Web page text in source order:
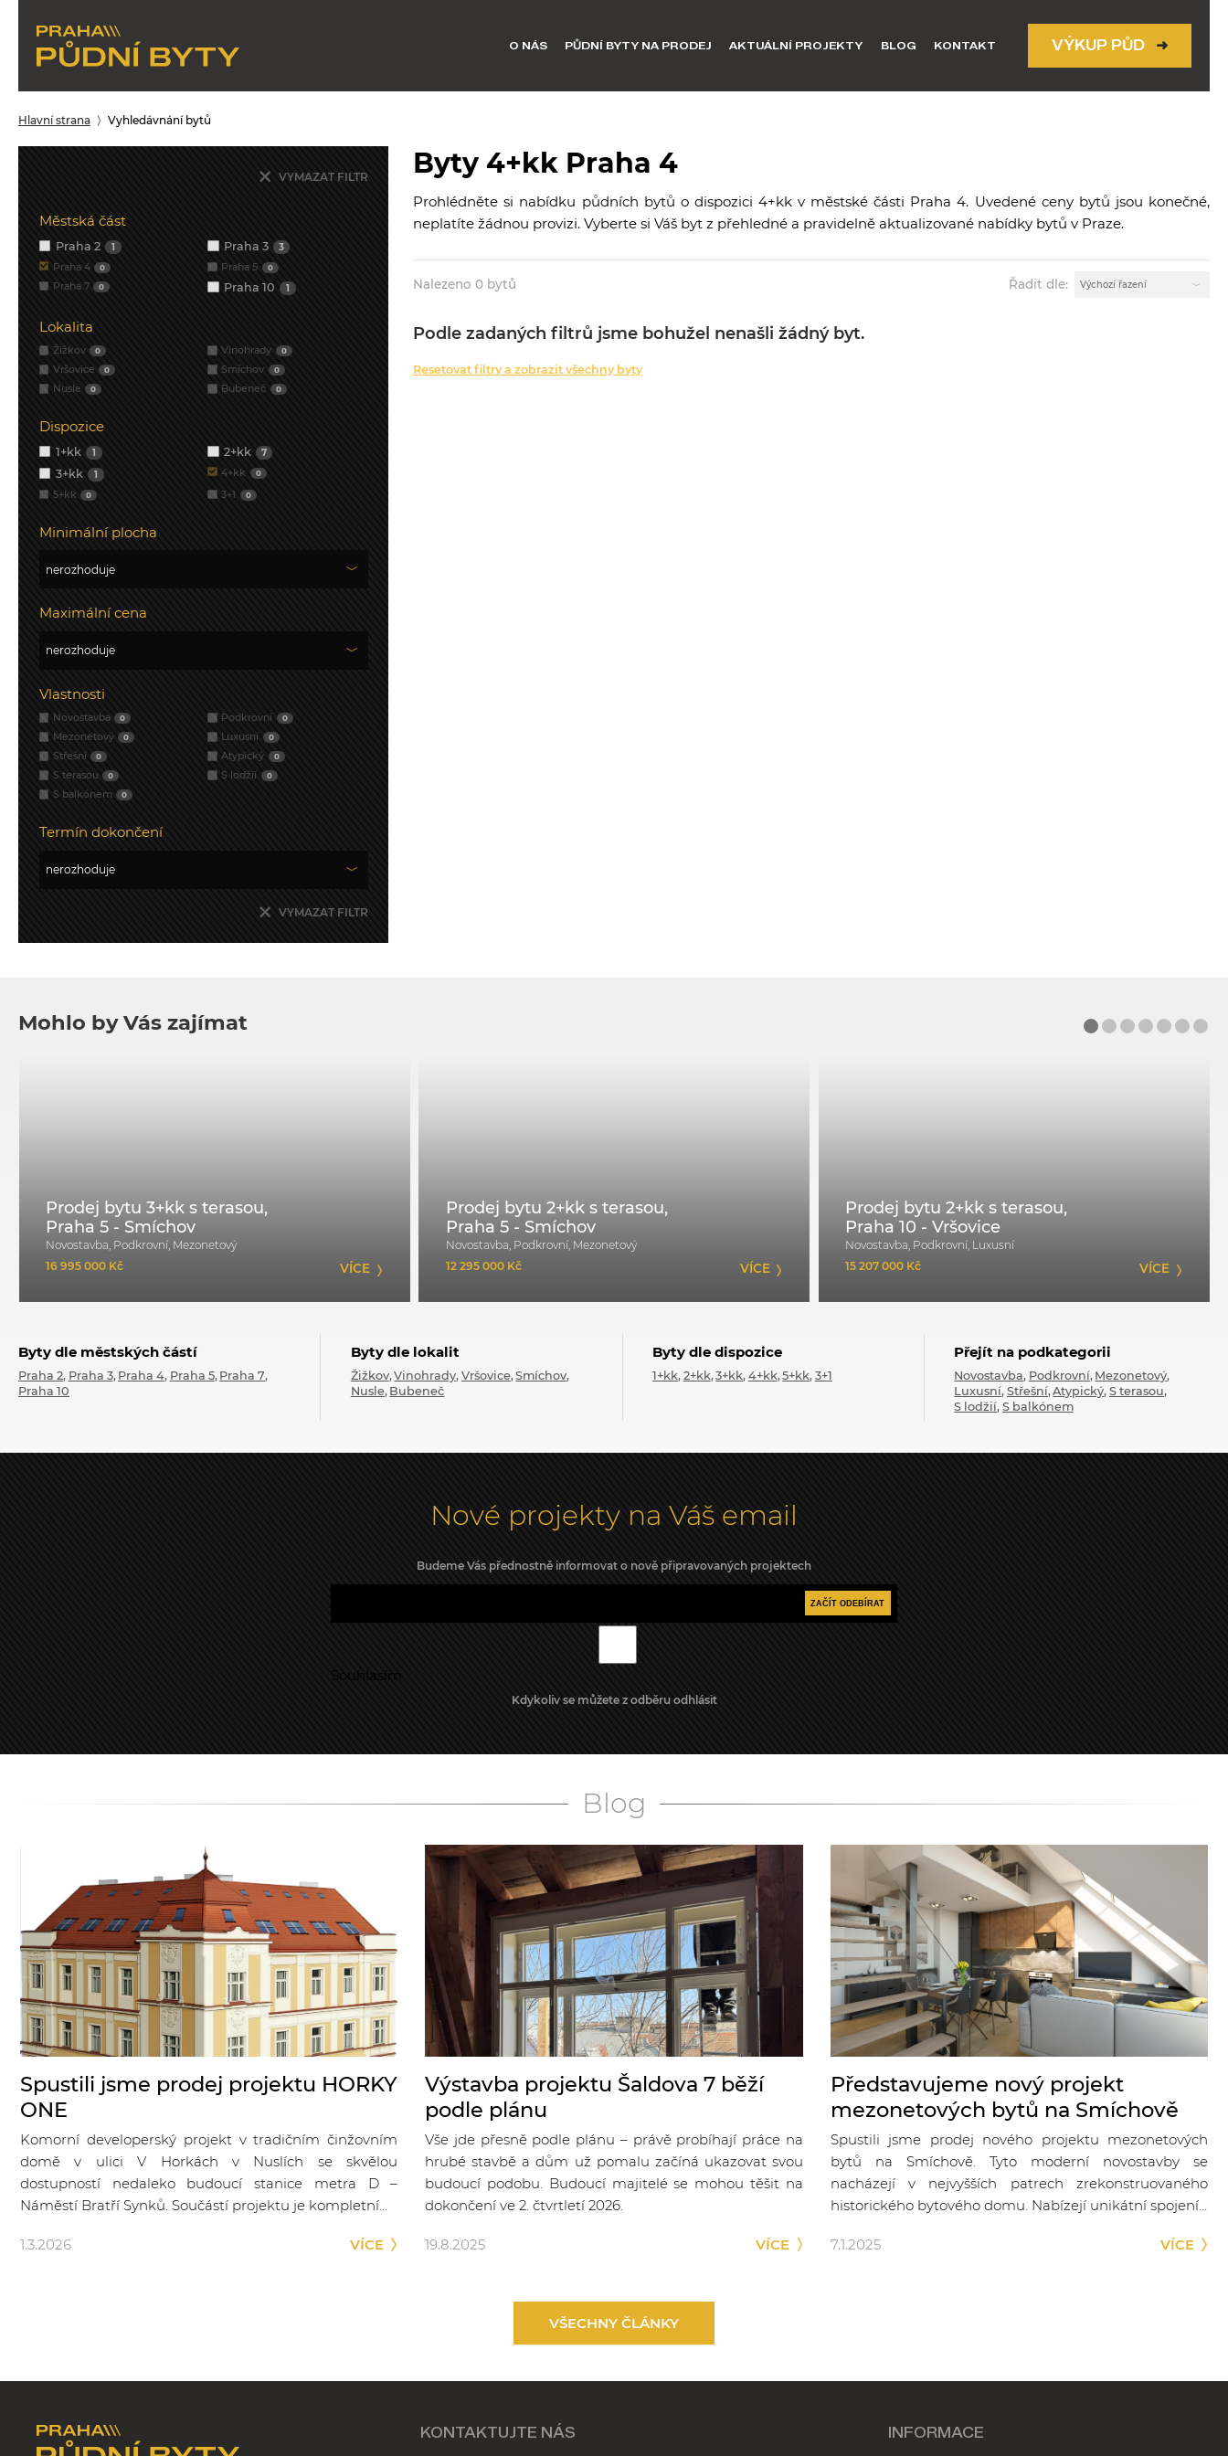
O NÁS PŮDNÍ BYTY NA PRODEJ AKTUÁLNÍ PROJEKTY BLOG KONTAKT VÝKUP PŮD ➜
Hlavní strana Vyhledávnání bytů
Byty 4+kk Praha 4
Prohlédněte si nabídku půdních bytů o dispozici 4+kk v městské části Praha 4. Uvedené ceny bytů jsou konečné,
neplatíte žádnou provizi. Vyberte si Váš byt z přehledné a pravidelně aktualizované nabídky bytů v Praze.
Nalezeno 0 bytů Řadit dle:
Podle zadaných filtrů jsme bohužel nenašli žádný byt.
Resetovat filtry a zobrazit všechny byty
VYMAZAT FILTR
Městská část
Praha 2 1 Praha 3
3
Praha 4
0 Praha 5 0
Praha 7 0 Praha 10 1
Lokalita
Žižkov 0 Vinohrady 0
Vršovice 0 Smíchov 0
Nusle 0 Bubeneč 0
Dispozice
1+kk 1 2+kk 7
3+kk 1 4+kk 0
5+kk 0 3+1 0
Minimální plocha
Maximální cena
Vlastnosti
Novostavba 0 Podkrovní 0
Mezonetový 0 Luxusní 0
Střešní 0 Atypický 0
S terasou 0 S lodžií 0
S balkónem 0
Termín dokončení
VYMAZAT FILTR
Mohlo by Vás zajímat
Prodej bytu 3+kk s terasou,
Praha 5 - Smíchov
Novostavba, Podkrovní, Mezonetový
16 995 000 Kč
VÍCE
Prodej bytu 2+kk s terasou,
Praha 5 - Smíchov
Novostavba, Podkrovní, Mezonetový
12 295 000 Kč
VÍCE
Prodej bytu 2+kk s terasou,
Praha 10 - Vršovice
Novostavba, Podkrovní, Luxusní
15 207 000 Kč
VÍCE
Byty dle městských částí
Praha 2 Praha 3 Praha 4 Praha 5 Praha 7
Praha 10
Byty dle lokalit
Žižkov Vinohrady Vršovice Smíchov
Nusle Bubeneč
Byty dle dispozice
1+kk 2+kk 3+kk 4+kk 5+kk 3+1
Přejít na podkategorii
Novostavba Podkrovní Mezonetový
Luxusní Střešní Atypický S terasou
S lodžií S balkónem
Nové projekty na Váš email
Budeme Vás přednostně informovat o nově připravovaných projektech
Souhlasím
ZAČÍT ODEBÍRAT
Kdykoliv se můžete z odběru odhlásit
Blog
Spustili jsme prodej projektu HORKY
ONE
Komorní developerský projekt v tradičním činžovním
domě v ulici V Horkách v Nuslích se skvělou
dostupností nedaleko budoucí stanice metra D –
Náměstí Bratří Synků. Součástí projektu je kompletní…
1.3.2026 VÍCE
Výstavba projektu Šaldova 7 běží
podle plánu
Vše jde přesně podle plánu – právě probíhají práce na
hrubé stavbě a dům už pomalu začíná ukazovat svou
budoucí podobu. Budoucí majitelé se mohou těšit na
dokončení ve 2. čtvrtletí 2026.
19.8.2025 VÍCE
Představujeme nový projekt
mezonetových bytů na Smíchově
Spustili jsme prodej nového projektu mezonetových
bytů na Smíchově. Tyto moderní novostavby se
nacházejí v nejvyšších patrech zrekonstruovaného
historického bytového domu. Nabízejí unikátní spojení…
7.1.2025 VÍCE
VŠECHNY ČLÁNKY
KONTAKTUJTE NÁS INFORMACE